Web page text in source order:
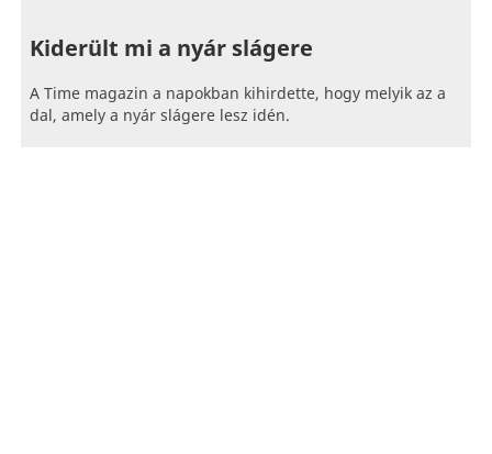
Kiderült mi a nyár slágere
A Time magazin a napokban kihirdette, hogy melyik az a
dal, amely a nyár slágere lesz idén.